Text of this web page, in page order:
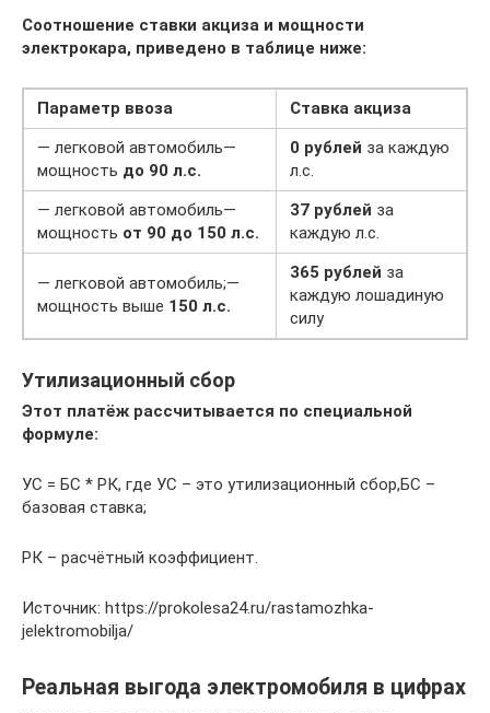
Соотношение ставки акциза и мощности
электрокара, приведено в таблице ниже:
Параметр ввоза
Ставка акциза
— легковой автомобиль—
мощность до 90 л.с.
0 рублей за каждую
л.с.
— легковой автомобиль—
мощность от 90 до 150 л.с.
37 рублей за
каждую л.с.
— легковой автомобиль;—
мощность выше 150 л.с.
365 рублей за
каждую лошадиную
силу
Утилизационный сбор
Этот платёж рассчитывается по специальной
формуле:
УС = БС * РК, где УС – это утилизационный сбор,БС –
базовая ставка;
РК – расчётный коэффициент.
Источник: https://prokolesa24.ru/rastamozhka-
jelektromobilja/
Реальная выгода электромобиля в цифрах